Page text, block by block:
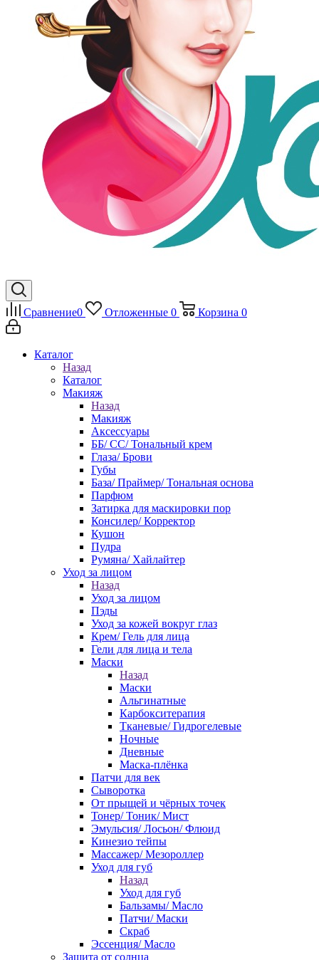
Сравнение0 Отложенные 0 Корзина 0
Каталог
Назад
Каталог
Макияж
Назад
Макияж
Аксессуары
ББ/ СС/ Тональный крем
Глаза/ Брови
Губы
База/ Праймер/ Тональная основа
Парфюм
Затирка для маскировки пор
Консилер/ Корректор
Кушон
Пудра
Румяна/ Хайлайтер
Уход за лицом
Назад
Уход за лицом
Пэды
Уход за кожей вокруг глаз
Крем/ Гель для лица
Гели для лица и тела
Маски
Назад
Маски
Альгинатные
Карбокситерапия
Тканевые/ Гидрогелевые
Ночные
Дневные
Маска-плёнка
Патчи для век
Сыворотка
От прыщей и чёрных точек
Тонер/ Тоник/ Мист
Эмульсия/ Лосьон/ Флюид
Кинезио тейпы
Массажер/ Мезороллер
Уход для губ
Назад
Уход для губ
Бальзамы/ Масло
Патчи/ Маски
Скраб
Эссенция/ Масло
Защита от солнца